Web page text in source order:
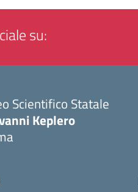
su:
Scientifico Statale
Keplero